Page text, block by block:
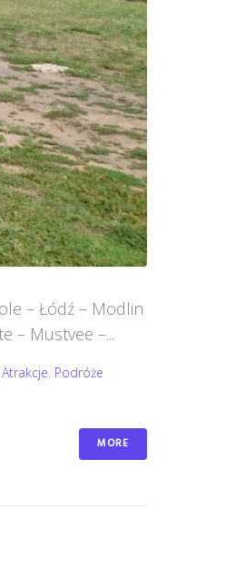
– Łódź – Modlin
– Mustvee –...
, Podróże
MORE